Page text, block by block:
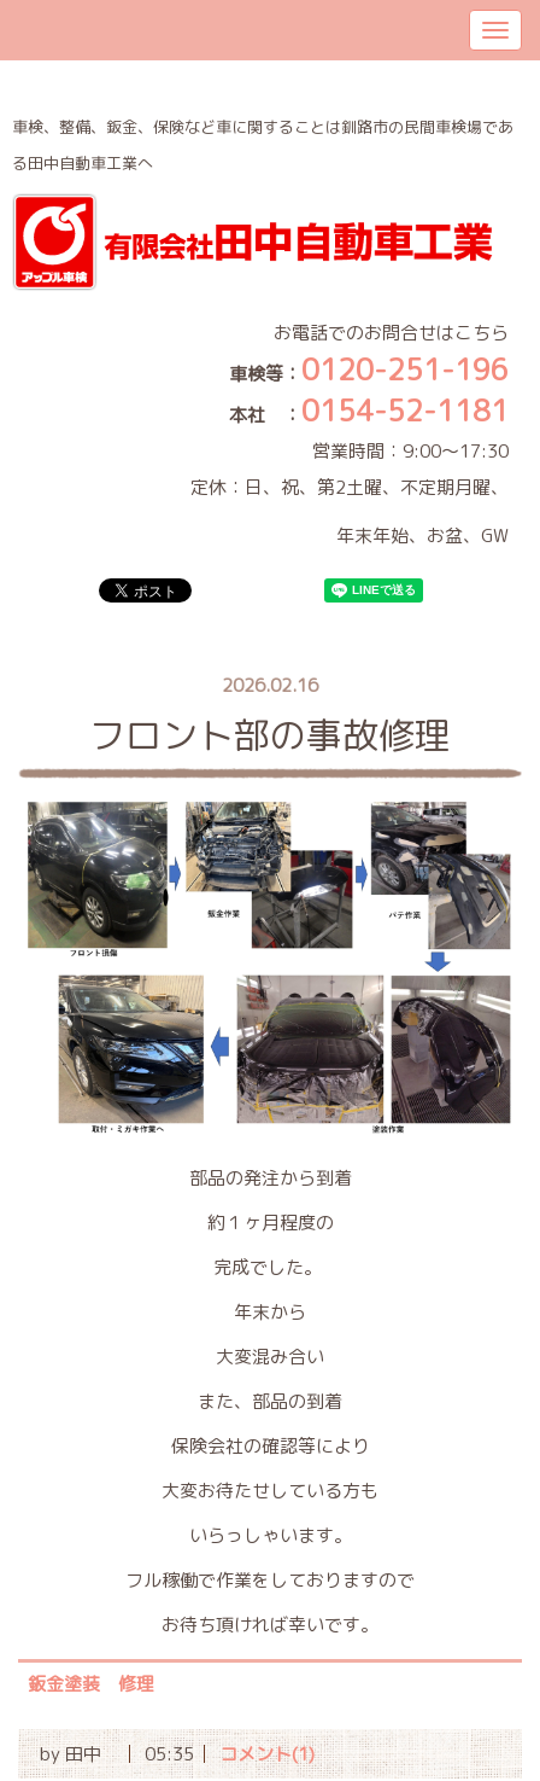
車検、整備、鈑金、保険など車に関することは釧路市の民間車検場であ
る田中自動車工業へ
お電話でのお問合せはこちら
車検等： 0120-251-196
本社 ： 0154-52-1181
営業時間：9:00～17:30
定休：日、祝、第2土曜、不定期月曜、
年末年始、お盆、GW
2026.02.16
フロント部の事故修理
部品の発注から到着
約１ヶ月程度の
完成でした。
年末から
大変混み合い
また、部品の到着
保険会社の確認等により
大変お待たせしている方も
いらっしゃいます。
フル稼働で作業をしておりますので
お待ち頂ければ幸いです。
鈑金塗装 修理
by田中 05:35 コメント(1)